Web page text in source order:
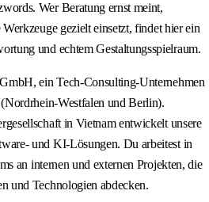
Wer Beratung ernst meint,
gezielt einsetzt, findet hier ein
und echtem Gestaltungsspielraum.
ein Tech-Consulting-Unternehmen
Westfalen und Berlin).
in Vietnam entwickelt unsere
und KI-Lösungen. Du arbeitest in
an internen und externen Projekten, die
und Technologien abdecken.